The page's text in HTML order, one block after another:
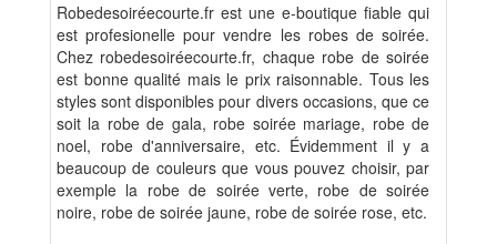
Robedesoiréecourte.fr est une e-boutique fiable qui
est profesionelle pour vendre les robes de soirée.
Chez robedesoiréecourte.fr, chaque robe de soirée
est bonne qualité mais le prix raisonnable. Tous les
styles sont disponibles pour divers occasions, que ce
soit la robe de gala, robe soirée mariage, robe de
noel, robe d'anniversaire, etc. Évidemment il y a
beaucoup de couleurs que vous pouvez choisir, par
exemple la robe de soirée verte, robe de soirée
noire, robe de soirée jaune, robe de soirée rose, etc.